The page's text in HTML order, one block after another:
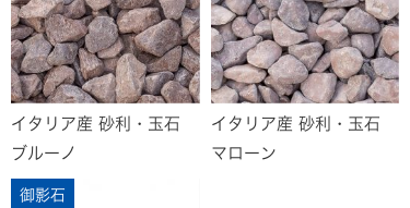
イタリア産 砂利・玉石
ブルーノ
イタリア産 砂利・玉石
マローン
御影石